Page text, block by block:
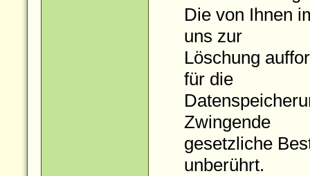
Die von Ihnen
uns zur
Löschung
für die
Zwingende
gesetzliche
unberührt.